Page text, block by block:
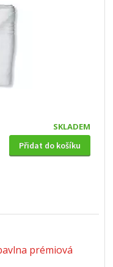
SKLADEM
Přidat do košíku
prémiová